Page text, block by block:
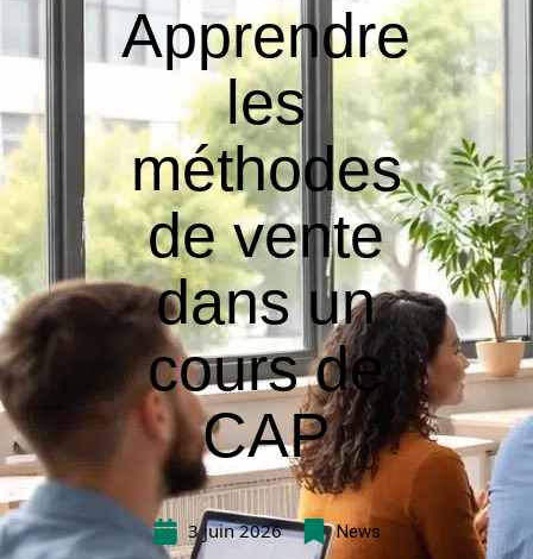
Apprendre
les
méthodes
de vente
dans un
cours de
CAP
3 juin 2026 News